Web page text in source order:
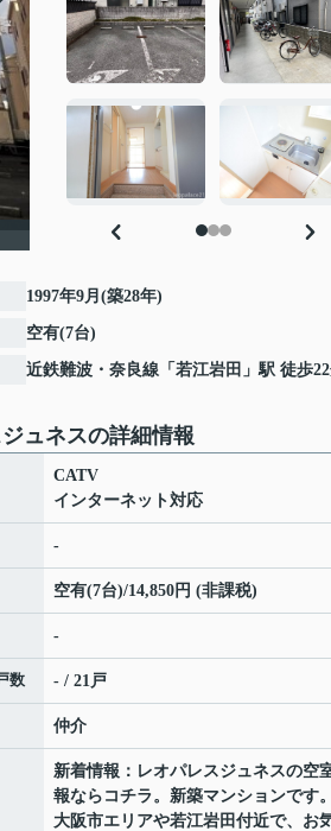
1997年9月(築28年)
空有(7台)
近鉄難波・奈良線 「 若江岩田 」駅 徒歩
ュネスの詳細情報
CATV
インターネット対応
-
空有(7台)/14,850円 (非課税)
-
数 - / 21戸
仲介
新着情報：レオパレスジュネスの空
報ならコチラ。新築マンションです
大阪市エリアや若江岩田付近で、お